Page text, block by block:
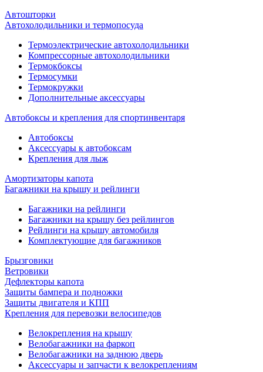
Автошторки
Автохолодильники и термопосуда
Термоэлектрические автохолодильники
Компрессорные автохолодильники
Термокбоксы
Термосумки
Термокружки
Дополнительные аксессуары
Автобоксы и крепления для спортинвентаря
Автобоксы
Аксессуары к автобоксам
Крепления для лыж
Амортизаторы капота
Багажники на крышу и рейлинги
Багажники на рейлинги
Багажники на крышу без рейлингов
Рейлинги на крышу автомобиля
Комплектующие для багажников
Брызговики
Ветровики
Дефлекторы капота
Защиты бампера и подножки
Защиты двигателя и КПП
Крепления для перевозки велосипедов
Велокрепления на крышу
Велобагажники на фаркоп
Велобагажники на заднюю дверь
Аксессуары и запчасти к велокреплениям